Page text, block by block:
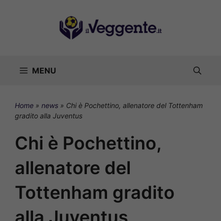
MENU
Home » news » Chi è Pochettino, allenatore del Tottenham
gradito alla Juventus
Chi è Pochettino,
allenatore del
Tottenham gradito